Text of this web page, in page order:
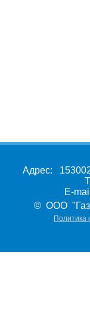
Адрес:
E-
© ООО
Политика